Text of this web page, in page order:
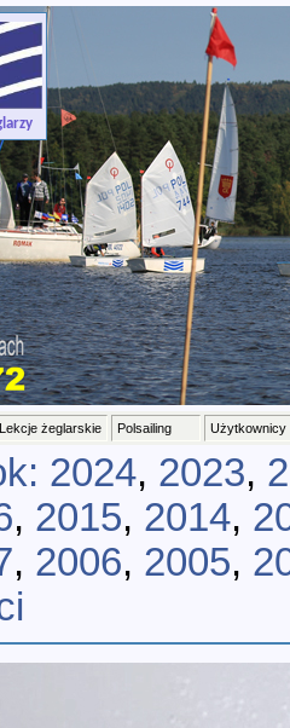
Lekcje żeglarskie Polsailing Użytkownicy
2024, 2023,
, 2015, 2014,
, 2006, 2005,